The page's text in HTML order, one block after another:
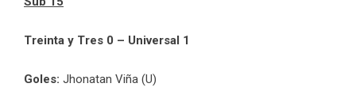
Treinta y Tres 0 – Universal 1
Goles: Jhonatan Viña (U)